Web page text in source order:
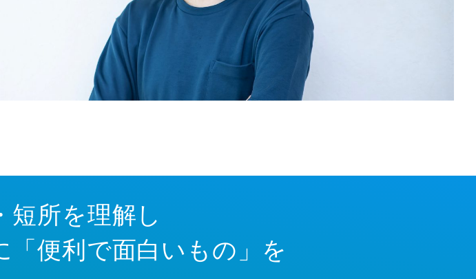
短所を理解し
便利で面白いもの」を